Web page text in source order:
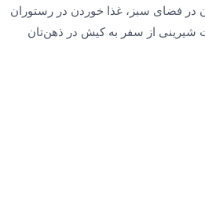
در فضای سبز، غذا خوردن در رستوران
شیرینی از سفر به کیش در ذهن‌تان